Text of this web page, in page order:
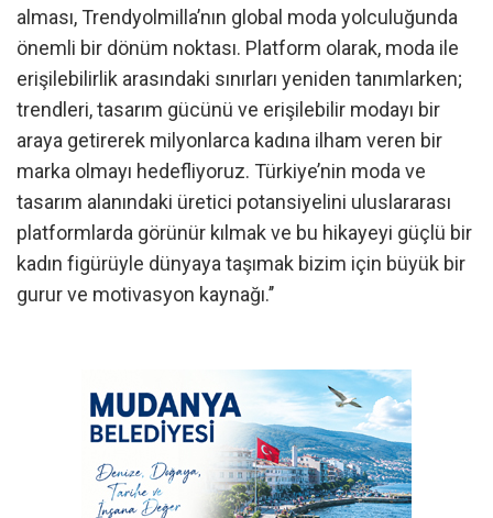
alması, Trendyolmilla’nın global moda yolculuğunda
önemli bir dönüm noktası. Platform olarak, moda ile
erişilebilirlik arasındaki sınırları yeniden tanımlarken;
trendleri, tasarım gücünü ve erişilebilir modayı bir
araya getirerek milyonlarca kadına ilham veren bir
marka olmayı hedefliyoruz. Türkiye’nin moda ve
tasarım alanındaki üretici potansiyelini uluslararası
platformlarda görünür kılmak ve bu hikayeyi güçlü bir
kadın figürüyle dünyaya taşımak bizim için büyük bir
gurur ve motivasyon kaynağı.’’